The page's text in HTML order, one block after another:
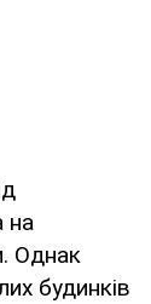
на
Однак
будинків